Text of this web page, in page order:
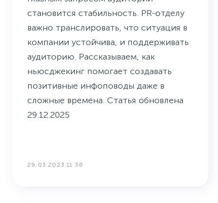
становится стабильность. PR-отделу
важно транслировать, что ситуация в
компании устойчива, и поддерживать
аудиторию. Рассказываем, как
ньюсджекинг помогает создавать
позитивные инфоповоды даже в
сложные времена. Статья обновлена
29.12.2025
29.03.2023 11:38